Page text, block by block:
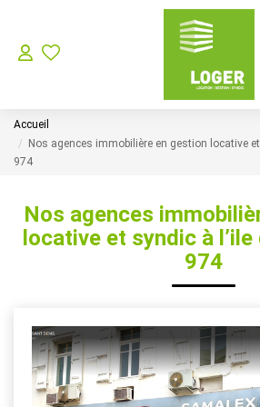
LOCATION
GESTION
Choisir Son Syndic Sur L’ile
Les Missions D’un Syndic De
VENTES
NOTRE
Accueil
Nos agences immobilière en gestion locative
974
Nos agences
locative et syndic à
974